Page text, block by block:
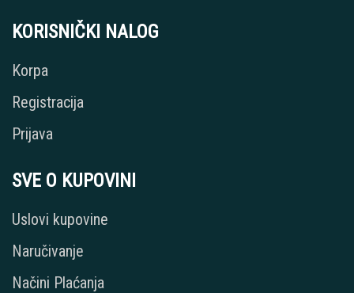
KORISNIČKI NALOG
Korpa
Registracija
Prijava
SVE O KUPOVINI
Uslovi kupovine
Naručivanje
Načini Plaćanja